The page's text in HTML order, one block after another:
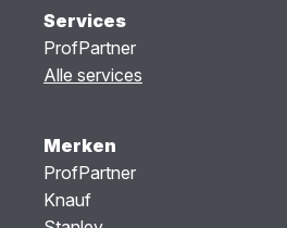
Services
ProfPartner
Alle services
Merken
ProfPartner
Knauf